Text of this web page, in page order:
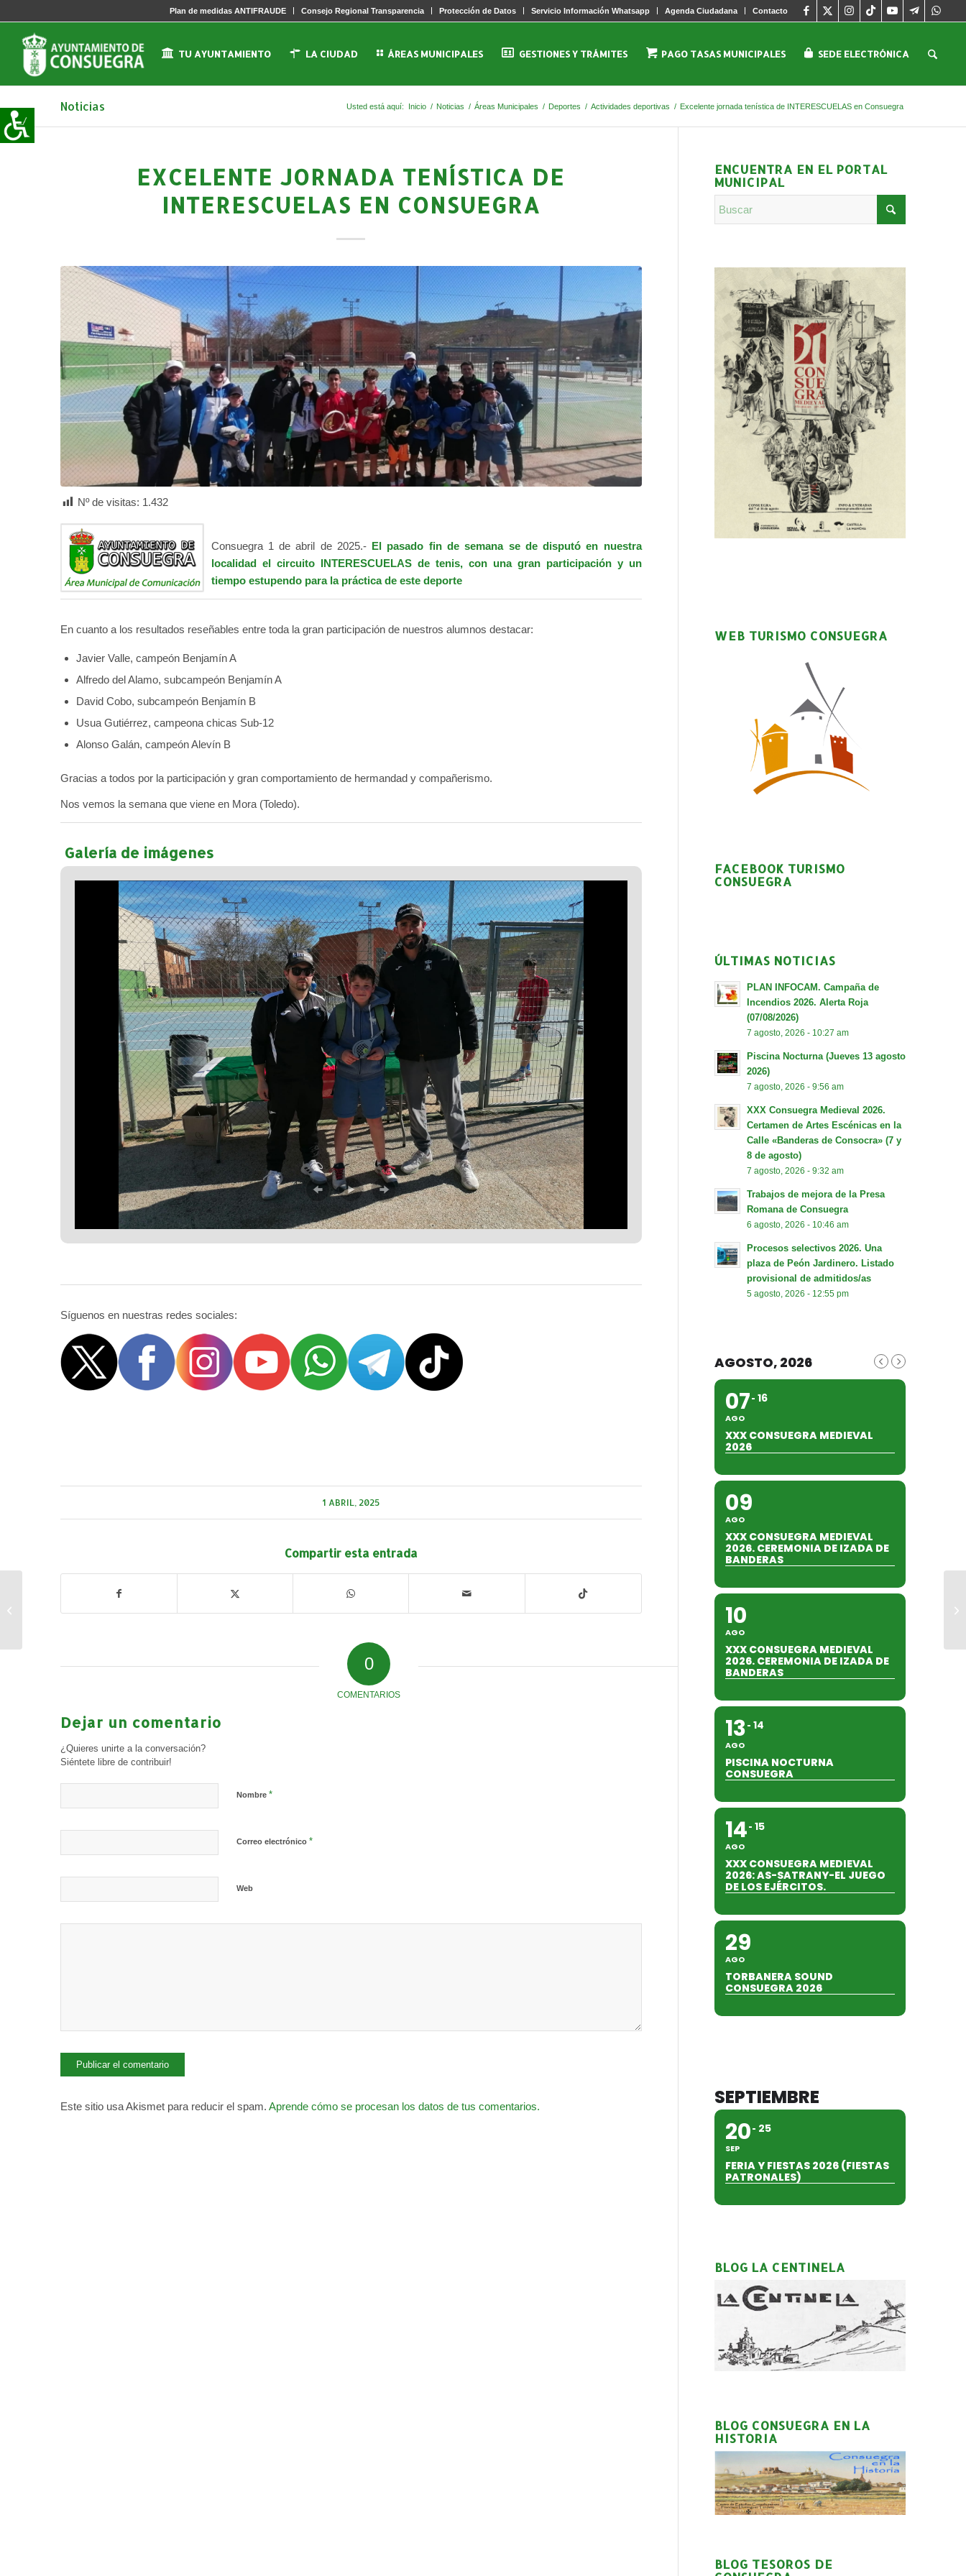
Plan de medidas ANTIFRAUDE Consejo Regional Transparencia Protección de Datos Servicio Información Whatsapp Agenda Ciudadana Contacto
TU AYUNTAMIENTO LA CIUDAD ÁREAS MUNICIPALES GESTIONES Y TRÁMITES PAGO TASAS MUNICIPALES SEDE ELECTRÓNICA
Noticias Usted está aquí: Inicio / Noticias / Áreas Municipales / Deportes / Actividades deportivas / Excelente jornada tenística de INTERESCUELAS en Consuegra
EXCELENTE JORNADA TENÍSTICA DE
INTERESCUELAS EN CONSUEGRA
Nº de visitas: 1.432
Consuegra 1 de abril de 2025.-El pasado fin de semana se de disputó en nuestra
localidad el circuito INTERESCUELAS de tenis, con una gran participación y un
tiempo estupendo para la práctica de este deporte
En cuanto a los resultados reseñables entre toda la gran participación de nuestros alumnos destacar:
Javier Valle, campeón Benjamín A
Alfredo del Alamo, subcampeón Benjamín A
David Cobo, subcampeón Benjamín B
Usua Gutiérrez, campeona chicas Sub-12
Alonso Galán, campeón Alevín B
Gracias a todos por la participación y gran comportamiento de hermandad y compañerismo.
Nos vemos la semana que viene en Mora (Toledo).
Galería de imágenes
Síguenos en nuestras redes sociales:
1 ABRIL, 2025
Compartir esta entrada
0
COMENTARIOS
Dejar un comentario
¿Quieres unirte a la conversación?
Siéntete libre de contribuir!
Nombre *
Correo electrónico *
Web
Este sitio usa Akismet para reducir el spam. Aprende cómo se procesan los datos de tus comentarios.
ENCUENTRA EN EL PORTAL
MUNICIPAL
WEB TURISMO CONSUEGRA
FACEBOOK TURISMO
CONSUEGRA
ÚLTIMAS NOTICIAS
PLAN INFOCAM. Campaña de
Incendios 2026. Alerta Roja
(07/08/2026)
7 agosto, 2026 - 10:27 am
Piscina Nocturna (Jueves 13 agosto
2026)
7 agosto, 2026 - 9:56 am
XXX Consuegra Medieval 2026.
Certamen de Artes Escénicas en la
Calle «Banderas de Consocra» (7 y
8 de agosto)
7 agosto, 2026 - 9:32 am
Trabajos de mejora de la Presa
Romana de Consuegra
6 agosto, 2026 - 10:46 am
Procesos selectivos 2026. Una
plaza de Peón Jardinero. Listado
provisional de admitidos/as
5 agosto, 2026 - 12:55 pm
AGOSTO, 2026
07
AGO
16
XXX CONSUEGRA MEDIEVAL
2026
09
AGO
XXX CONSUEGRA MEDIEVAL
2026. CEREMONIA DE IZADA DE
BANDERAS
10
AGO
XXX CONSUEGRA MEDIEVAL
2026. CEREMONIA DE IZADA DE
BANDERAS
13
AGO
14
PISCINA NOCTURNA
CONSUEGRA
14
AGO
15
XXX CONSUEGRA MEDIEVAL
2026: AS-SATRANY-EL JUEGO
DE LOS EJÉRCITOS.
29
AGO
TORBANERA SOUND
CONSUEGRA 2026
SEPTIEMBRE
20
SEP
25
FERIA Y FIESTAS 2026 (FIESTAS
PATRONALES)
BLOG LA CENTINELA
BLOG CONSUEGRA EN LA
HISTORIA
BLOG TESOROS DE